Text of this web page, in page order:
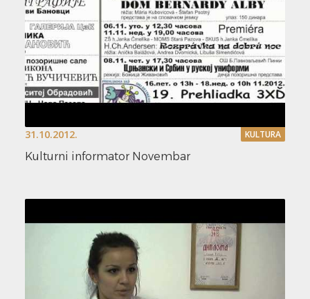
31.10.2012. KULTURA
Kulturni informator Novembar